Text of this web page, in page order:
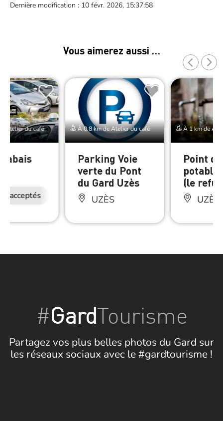
Dernière modification : 10 févr. 2026, 15:37:58
Vous aimerez aussi …
Atelier du café
acceptés
À 0.8 km de Atelier du café
Parking Voie
verte du Pont
du Gard Uzès
UZÈS
À 1 km de
Point
potable
(le
UZÈS
#GardTourisme
Partagez vos plus belles photos du Gard sur
les réseaux sociaux avec le #gardtourisme !